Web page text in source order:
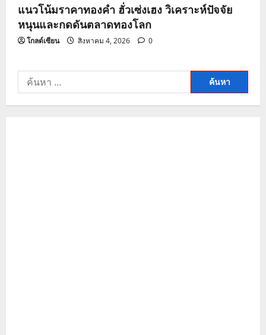
แนวโน้มราคาทองคำ ฮั่วเซ่งเฮง วิเคราะห์ปัจจัย
หนุนและกดดันตลาดทองโลก
โกลด์เซียน สิงหาคม 4, 2026 0
ค้นหา
สำหรับ: